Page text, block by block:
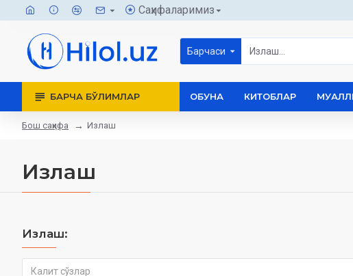
Саҳифаларимиз
Барчаси
БАРЧА БЎЛИМЛАР ОБУНА КИТОБЛАР
Бош саҳифа Излаш
Излаш
Излаш: